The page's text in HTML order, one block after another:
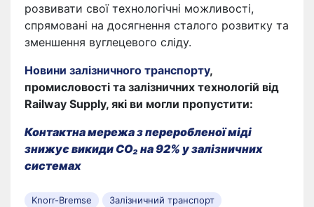
розвивати свої технологічні можливості,
спрямовані на досягнення сталого розвитку та
зменшення вуглецевого сліду.
Новини залізничного транспорту,
промисловості та залізничних технологій від
Railway Supply, які ви могли пропустити:
Контактна мережа з переробленої міді
знижує викиди CO₂ на 92% у залізничних
системах
Knorr-Bremse
Залізничний транспорт